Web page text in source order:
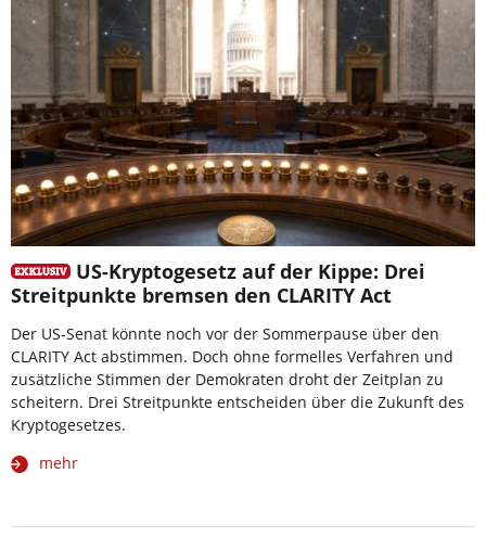
US-Kryptogesetz auf der Kippe: Drei
Streitpunkte bremsen den CLARITY Act
Der US-Senat könnte noch vor der Sommerpause über den
CLARITY Act abstimmen. Doch ohne formelles Verfahren und
zusätzliche Stimmen der Demokraten droht der Zeitplan zu
scheitern. Drei Streitpunkte entscheiden über die Zukunft des
Kryptogesetzes.
mehr